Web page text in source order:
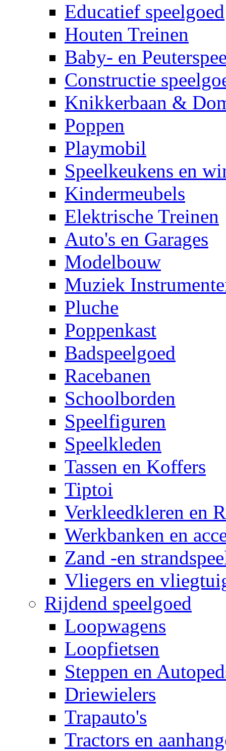
Educatief speelgoed
Houten Treinen
Baby- en
Constructie
Knikkerbaan &
Poppen
Playmobil
Speelkeukens en
Kindermeubels
Elektrische Treinen
Auto's en Garages
Modelbouw
Muziek
Pluche
Poppenkast
Badspeelgoed
Racebanen
Schoolborden
Speelfiguren
Speelkleden
Tassen en Koffers
Tiptoi
Verkleedkleren en
Werkbanken en
Zand -en
Vliegers en
Rijdend speelgoed
Loopwagens
Loopfietsen
Steppen en
Driewielers
Trapauto's
Tractors en